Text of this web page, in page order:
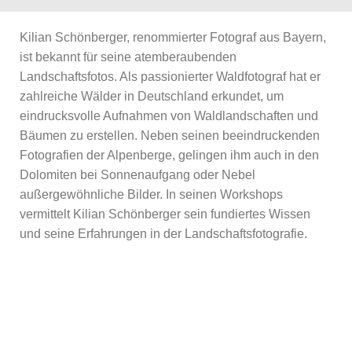
Kilian Schönberger, renommierter Fotograf aus Bayern,
ist bekannt für seine atemberaubenden
Landschaftsfotos. Als passionierter Waldfotograf hat er
zahlreiche Wälder in Deutschland erkundet, um
eindrucksvolle Aufnahmen von Waldlandschaften und
Bäumen zu erstellen. Neben seinen beeindruckenden
Fotografien der Alpenberge, gelingen ihm auch in den
Dolomiten bei Sonnenaufgang oder Nebel
außergewöhnliche Bilder. In seinen Workshops
vermittelt Kilian Schönberger sein fundiertes Wissen
und seine Erfahrungen in der Landschaftsfotografie.